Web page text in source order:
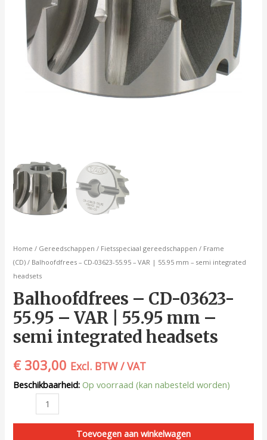
Home / Gereedschappen / Fietsspeciaal gereedschappen / Frame
(CD) / Balhoofdfrees – CD-03623-55.95 – VAR | 55.95 mm – semi integrated
headsets
Balhoofdfrees – CD-03623-
55.95 – VAR | 55.95 mm –
semi integrated headsets
€303,00 Excl. BTW / VAT
Beschikbaarheid: Op voorraad (kan nabesteld worden)
semi
integrated
headsets
aantal
Toevoegen aan winkelwagen